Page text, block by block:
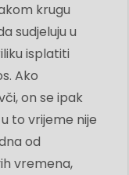
krugu
sudjeluju u
isplatiti
Ako
on se ipak
to vrijeme nije
od
vremena,